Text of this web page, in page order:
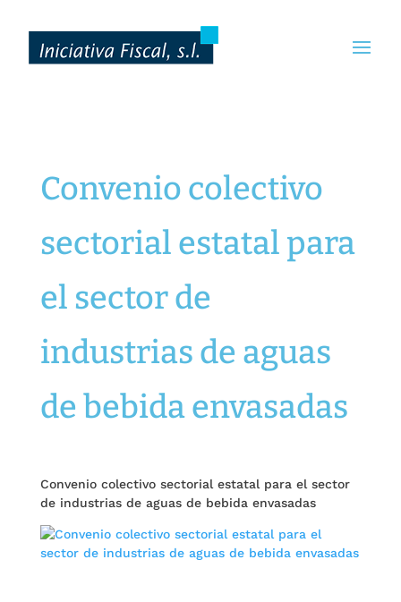
Convenio colectivo
sectorial estatal para
el sector de
industrias de aguas
de bebida envasadas
Convenio colectivo sectorial estatal para el sector
de industrias de aguas de bebida envasadas